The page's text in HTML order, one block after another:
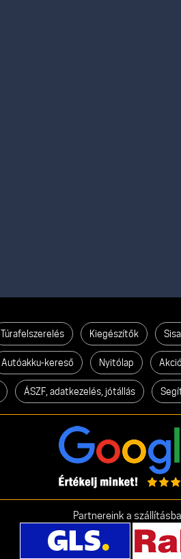
Túrafelszerelés Kiegészítők
Autóakku-kereső Nyitólap
ÁSZF, adatkezelés, jótállás
Partnereink a